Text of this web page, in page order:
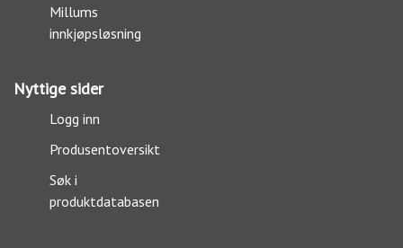
Millums
innkjøpsløsning
Nyttige sider
Logg inn
Produsentoversikt
Søk i
produktdatabasen